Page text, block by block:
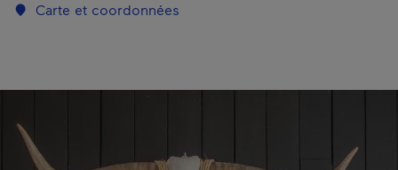
Carte et coordonnées